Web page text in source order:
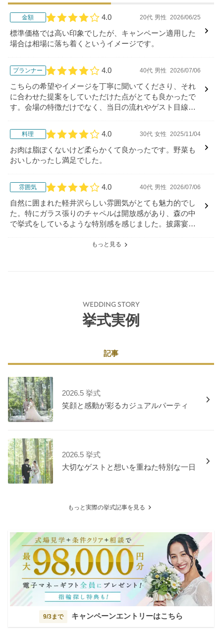
金額
口コミ評価
4.0 20代 男性 2026/06/25
標準価格では高い印象でしたが、キャンペーン適用した
場合は相場に落ち着くというイメージです。
プランナー
口コミ評価
4.0 40代 男性 2026/07/06
こちらの希望やイメージを丁寧に聞いてくださり、それ
に合わせた提案をしていただけた点がとても良かったで
す。会場の特徴だけでなく、当日の流れやゲスト目線で
相談できました。
料理
口コミ評価
4.0 30代 女性 2025/11/04
お肉は脂ぽくないけど柔らかくて良かったです。野菜も
おいしかったし満足でした。
雰囲気
口コミ評価
4.0 40代 男性 2026/07/06
自然に囲まれた軽井沢らしい雰囲気がとても魅力的でし
た。特にガラス張りのチャペルは開放感があり、森の中
で挙式をしているような特別感を感じました。披露宴会
もっと見る
WEDDING STORY
挙式実例
記事
2026.5 挙式
笑顔と感動が彩るカジュアルパーティ
2026.5 挙式
大切なゲストと想いを重ねた特別な一日
もっと実際の挙式記事を見る
9/3まで キャンペーンエントリーはこちら